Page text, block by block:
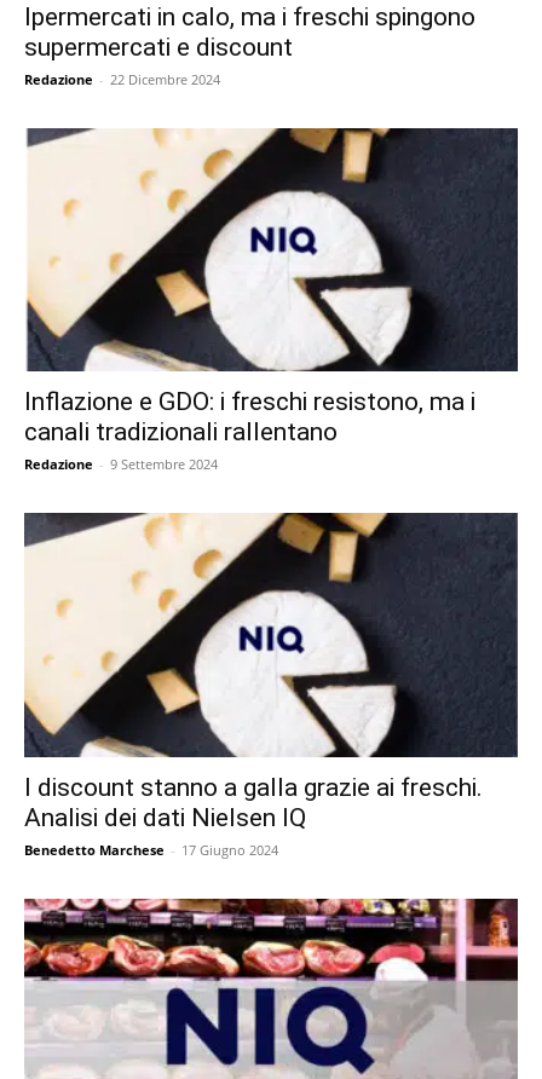
Ipermercati in calo, ma i freschi spingono
supermercati e discount
Redazione - 22 Dicembre 2024
Inflazione e GDO: i freschi resistono, ma i
canali tradizionali rallentano
Redazione - 9 Settembre 2024
I discount stanno a galla grazie ai freschi.
Analisi dei dati Nielsen IQ
Benedetto Marchese - 17 Giugno 2024